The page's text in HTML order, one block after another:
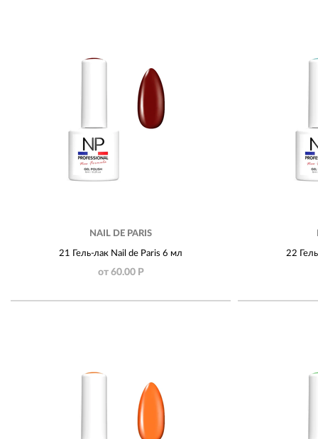
NAIL DE PARIS
21 Гель-лак Nail de Paris 6 мл
от 60.00 Р
22